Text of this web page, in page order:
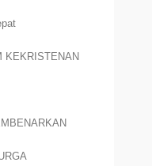
KEKRISTENAN